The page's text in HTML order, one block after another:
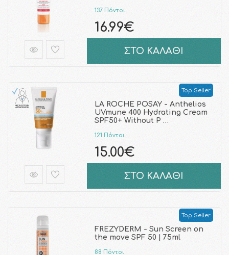
137 Πόντοι
16.99€
ΣΤΟ ΚΑΛΑΘΙ
Top Seller
LA ROCHE POSAY - Anthelios
UVmune 400 Hydrating Cream
SPF50+ Without P …
121 Πόντοι
15.00€
ΣΤΟ ΚΑΛΑΘΙ
Top Seller
FREZYDERM - Sun Screen on
the move SPF 50 | 75ml
88 Πόντοι